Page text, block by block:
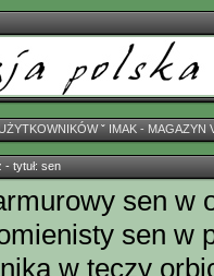
ˇ IMAK - MAGAZYN
- tytuł: sen
sen w
sen w
w tęczy